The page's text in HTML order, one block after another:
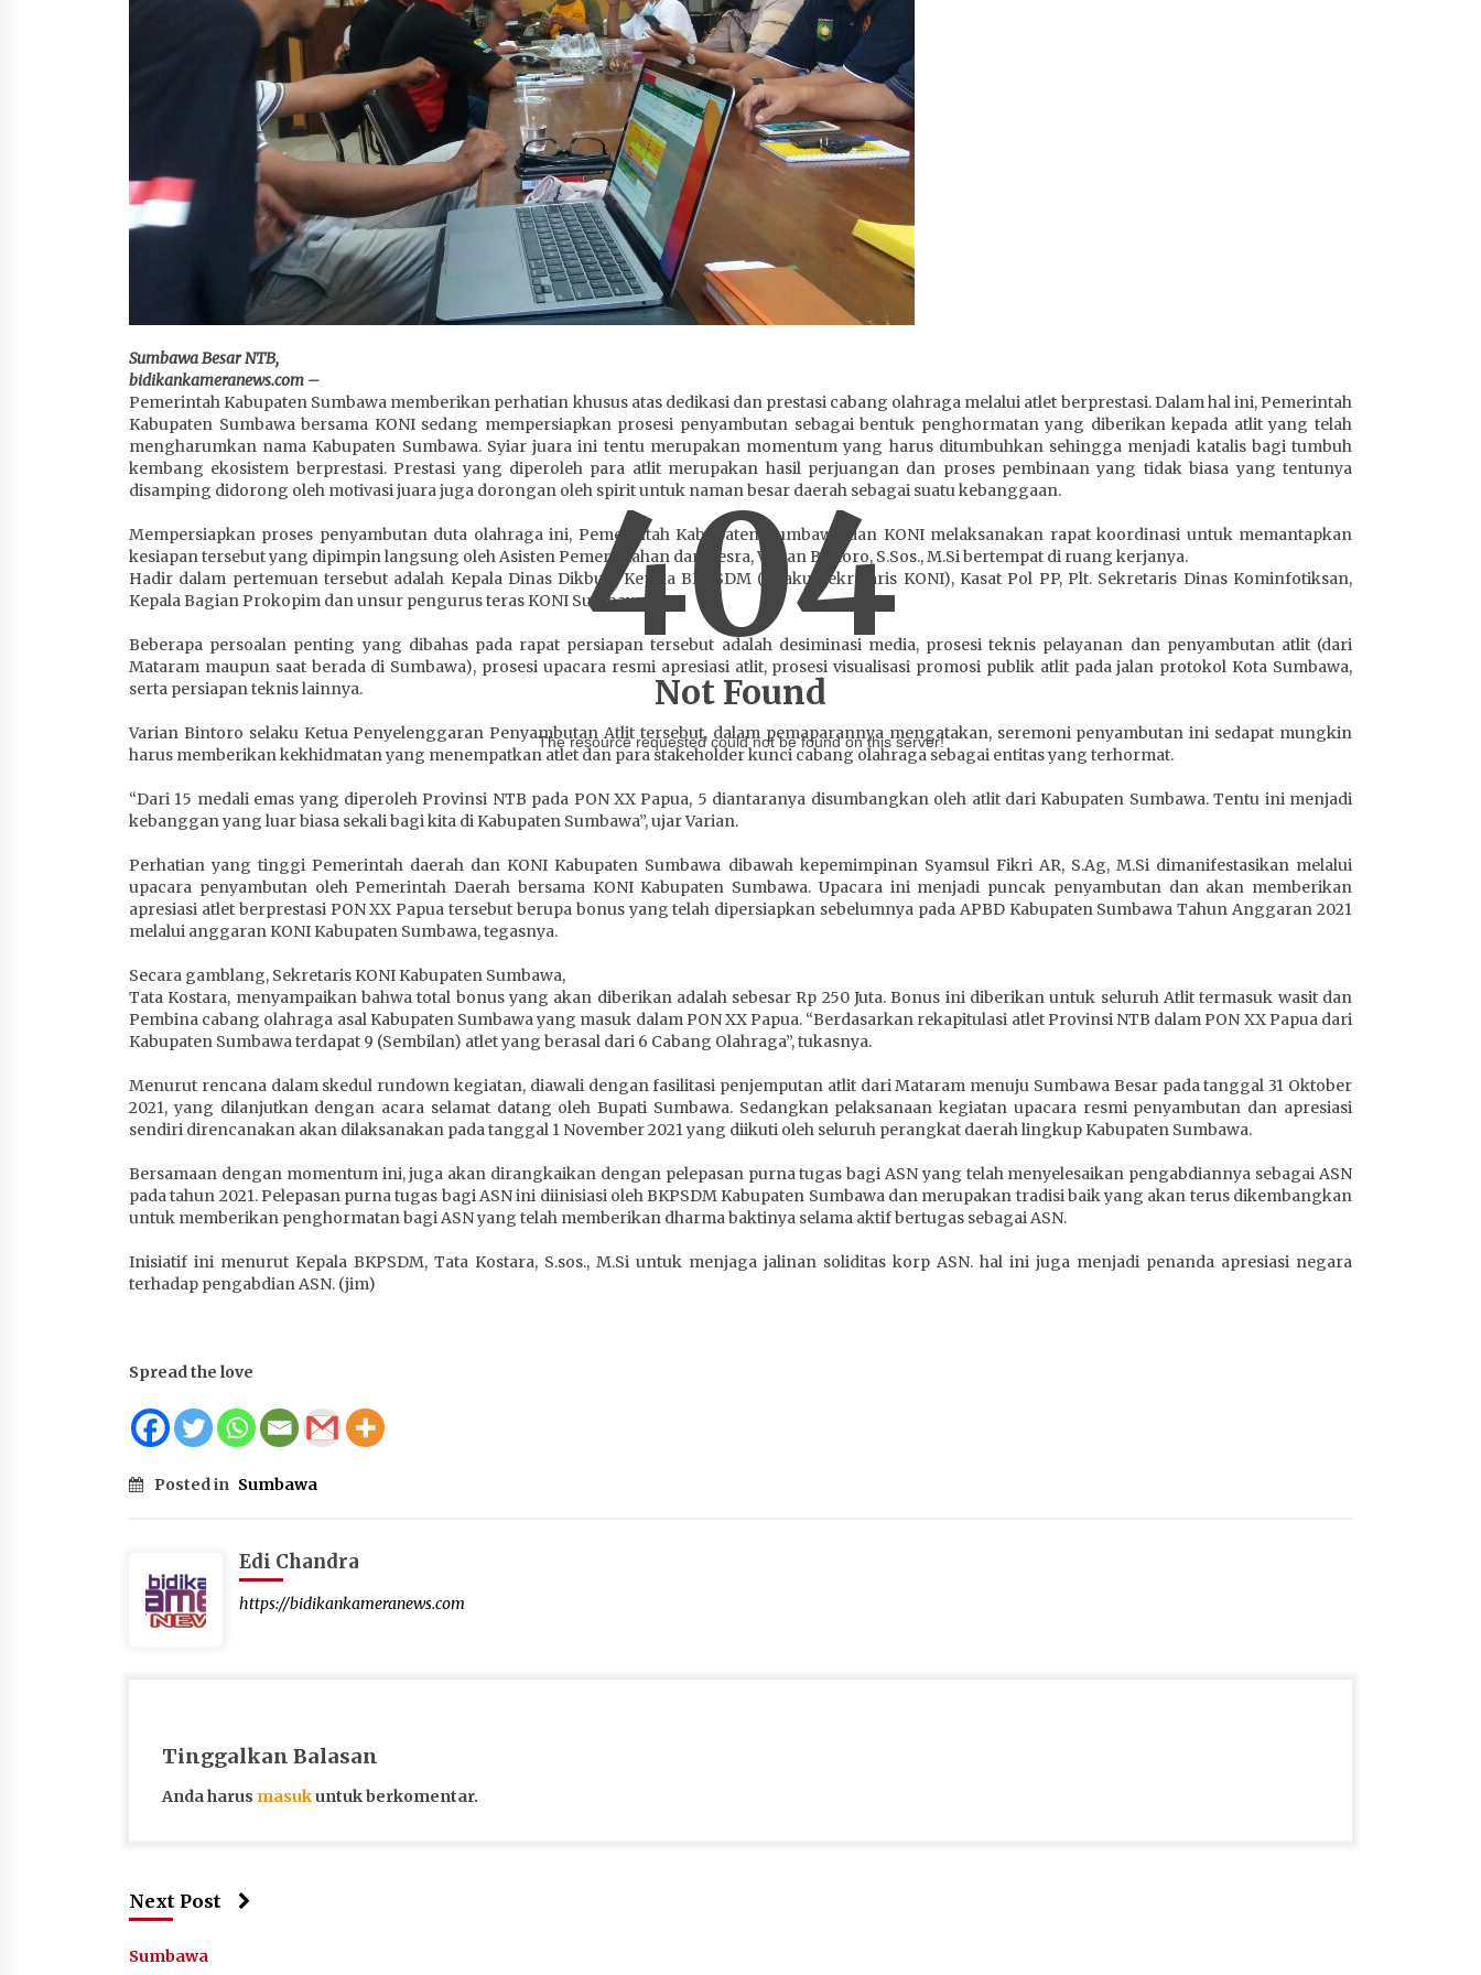
4 minggu ago
Sumbawa Besar NTB,
bidikankameranews.com –
Pemerintah Kabupaten Sumbawa memberikan perhatian khusus atas dedikasi dan prestasi cabang olahraga melalui atlet berprestasi. Dalam hal ini, Pemerintah
Kabupaten Sumbawa bersama KONI sedang mempersiapkan prosesi penyambutan sebagai bentuk penghormatan yang diberikan kepada atlit yang telah
mengharumkan nama Kabupaten Sumbawa. Syiar juara ini tentu merupakan momentum yang harus ditumbuhkan sehingga menjadi katalis bagi tumbuh
kembang ekosistem berprestasi. Prestasi yang diperoleh para atlit merupakan hasil perjuangan dan proses pembinaan yang tidak biasa yang tentunya
disamping didorong oleh motivasi juara juga dorongan oleh spirit untuk naman besar daerah sebagai suatu kebanggaan.
Mempersiapkan proses penyambutan duta olahraga ini, Pemerintah Kabupaten Sumbawa dan KONI melaksanakan rapat koordinasi untuk memantapkan
kesiapan tersebut yang dipimpin langsung oleh Asisten Pemerintahan dan Kesra, Varian Bintoro, S.Sos., M.Si bertempat di ruang kerjanya.
Hadir dalam pertemuan tersebut adalah Kepala Dinas Dikbud, Kepala BKPSDM (selaku Sekretaris KONI), Kasat Pol PP, Plt. Sekretaris Dinas Kominfotiksan,
Kepala Bagian Prokopim dan unsur pengurus teras KONI Sumbawa.
Beberapa persoalan penting yang dibahas pada rapat persiapan tersebut adalah desiminasi media, prosesi teknis pelayanan dan penyambutan atlit (dari
Mataram maupun saat berada di Sumbawa), prosesi upacara resmi apresiasi atlit, prosesi visualisasi promosi publik atlit pada jalan protokol Kota Sumbawa,
serta persiapan teknis lainnya.
Varian Bintoro selaku Ketua Penyelenggaran Penyambutan Atlit tersebut, dalam pemaparannya mengatakan, seremoni penyambutan ini sedapat mungkin
harus memberikan kekhidmatan yang menempatkan atlet dan para stakeholder kunci cabang olahraga sebagai entitas yang terhormat.
“Dari 15 medali emas yang diperoleh Provinsi NTB pada PON XX Papua, 5 diantaranya disumbangkan oleh atlit dari Kabupaten Sumbawa. Tentu ini menjadi
kebanggan yang luar biasa sekali bagi kita di Kabupaten Sumbawa”, ujar Varian.
Perhatian yang tinggi Pemerintah daerah dan KONI Kabupaten Sumbawa dibawah kepemimpinan Syamsul Fikri AR, S.Ag, M.Si dimanifestasikan melalui
upacara penyambutan oleh Pemerintah Daerah bersama KONI Kabupaten Sumbawa. Upacara ini menjadi puncak penyambutan dan akan memberikan
apresiasi atlet berprestasi PON XX Papua tersebut berupa bonus yang telah dipersiapkan sebelumnya pada APBD Kabupaten Sumbawa Tahun Anggaran 2021
melalui anggaran KONI Kabupaten Sumbawa, tegasnya.
Secara gamblang, Sekretaris KONI Kabupaten Sumbawa,
Tata Kostara, menyampaikan bahwa total bonus yang akan diberikan adalah sebesar Rp 250 Juta. Bonus ini diberikan untuk seluruh Atlit termasuk wasit dan
Pembina cabang olahraga asal Kabupaten Sumbawa yang masuk dalam PON XX Papua. “Berdasarkan rekapitulasi atlet Provinsi NTB dalam PON XX Papua dari
Kabupaten Sumbawa terdapat 9 (Sembilan) atlet yang berasal dari 6 Cabang Olahraga”, tukasnya.
Menurut rencana dalam skedul rundown kegiatan, diawali dengan fasilitasi penjemputan atlit dari Mataram menuju Sumbawa Besar pada tanggal 31 Oktober
2021, yang dilanjutkan dengan acara selamat datang oleh Bupati Sumbawa. Sedangkan pelaksanaan kegiatan upacara resmi penyambutan dan apresiasi
sendiri direncanakan akan dilaksanakan pada tanggal 1 November 2021 yang diikuti oleh seluruh perangkat daerah lingkup Kabupaten Sumbawa.
Bersamaan dengan momentum ini, juga akan dirangkaikan dengan pelepasan purna tugas bagi ASN yang telah menyelesaikan pengabdiannya sebagai ASN
pada tahun 2021. Pelepasan purna tugas bagi ASN ini diinisiasi oleh BKPSDM Kabupaten Sumbawa dan merupakan tradisi baik yang akan terus dikembangkan
untuk memberikan penghormatan bagi ASN yang telah memberikan dharma baktinya selama aktif bertugas sebagai ASN.
Inisiatif ini menurut Kepala BKPSDM, Tata Kostara, S.sos., M.Si untuk menjaga jalinan soliditas korp ASN. hal ini juga menjadi penanda apresiasi negara
terhadap pengabdian ASN. (jim)
Spread the love
Posted in Sumbawa
Edi Chandra
https://bidikankameranews.com
Tinggalkan Balasan
Anda harus masukuntuk berkomentar.
Next Post
Sumbawa
404
Not Found
The resource requested could not be found on this server!